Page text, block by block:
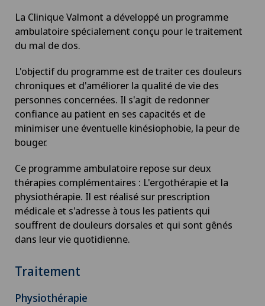
La Clinique Valmont a développé un programme
ambulatoire spécialement conçu pour le traitement
du mal de dos.
L'objectif du programme est de traiter ces douleurs
chroniques et d'améliorer la qualité de vie des
personnes concernées. Il s'agit de redonner
confiance au patient en ses capacités et de
minimiser une éventuelle kinésiophobie, la peur de
bouger.
Ce programme ambulatoire repose sur deux
thérapies complémentaires : L'ergothérapie et la
physiothérapie. Il est réalisé sur prescription
médicale et s'adresse à tous les patients qui
souffrent de douleurs dorsales et qui sont gênés
dans leur vie quotidienne.
Traitement
Physiothérapie